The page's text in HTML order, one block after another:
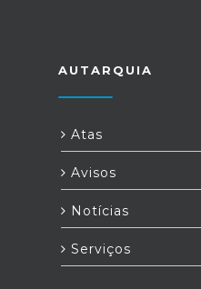
AUTARQUIA
Atas
Avisos
Notícias
Serviços